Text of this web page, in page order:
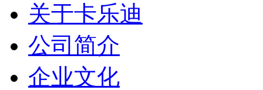
关于卡乐迪
公司简介
企业文化